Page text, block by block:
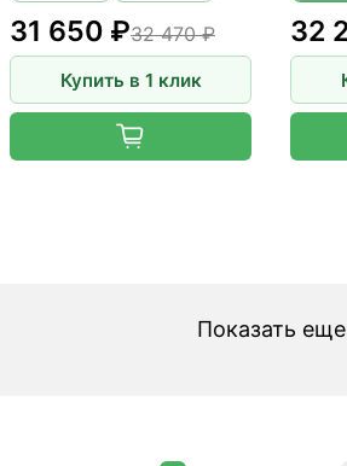
31 650 ₽32 470 ₽
Купить в 1 клик
32
Показать еще